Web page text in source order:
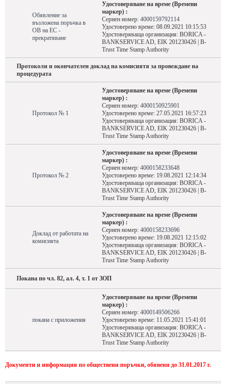
Обявление за
възложена поръчка в
ОВ на ЕС -
прекратяване
Удостоверяване на време (Времеви
маркер) :
Сериен номер: 4000159792114
Удостоверено време: 08.09.2021 10:15:53
Удостоверяваща организация: BORICA -
BANKSERVICE AD, EIK 201230426 | B-
Trust Time Stamp Authority
Протоколи и окончателен доклад на комисиятя за провеждане на
процедурата
Протокол № 1
Удостоверяване на време (Времеви
маркер) :
Сериен номер: 4000150925901
Удостоверено време: 27.05.2021 16:57:23
Удостоверяваща организация: BORICA -
BANKSERVICE AD, EIK 201230426 | B-
Trust Time Stamp Authority
Протокол № 2
Удостоверяване на време (Времеви
маркер) :
Сериен номер: 4000158233648
Удостоверено време: 19.08.2021 12:14:34
Удостоверяваща организация: BORICA -
BANKSERVICE AD, EIK 201230426 | B-
Trust Time Stamp Authority
Доклад от работата на
комисията
Удостоверяване на време (Времеви
маркер) :
Сериен номер: 4000158233696
Удостоверено време: 19.08.2021 12:15:02
Удостоверяваща организация: BORICA -
BANKSERVICE AD, EIK 201230426 | B-
Trust Time Stamp Authority
Покана по чл. 82, ал. 4, т. 1 от ЗОП
покана с приложения
Удостоверяване на време (Времеви
маркер) :
Сериен номер: 4000149506266
Удостоверено време: 11.05.2021 15:41:01
Удостоверяваща организация: BORICA -
BANKSERVICE AD, EIK 201230426 | B-
Trust Time Stamp Authority
Документи и информация по обществени поръчки, обявени до 31.01.2017 г.